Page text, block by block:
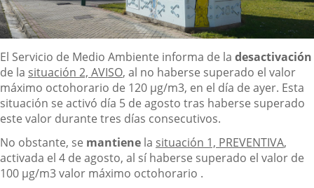
Descripción
El Servicio de Medio Ambiente informa de la desactivación
de la situación 2, AVISO, al no haberse superado el valor
máximo octohorario de 120 µg/m3, en el día de ayer. Esta
situación se activó día 5 de agosto tras haberse superado
este valor durante tres días consecutivos.
No obstante, se mantiene la situación 1, PREVENTIVA,
activada el 4 de agosto, al sí haberse superado el valor de
100 µg/m3 valor máximo octohorario .